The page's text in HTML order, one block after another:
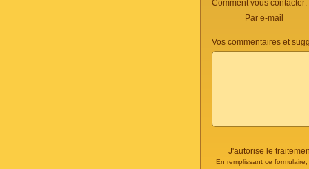
Comment vous contacter:
Par e-mail
Vos commentaires et
J'autorise le
En remplissant ce